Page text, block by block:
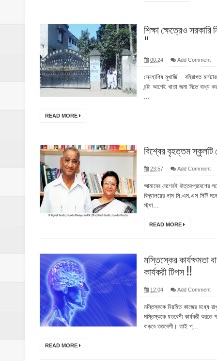
শিক্ষা ক্ষেত্রেও সরকারি
"
00:24 Add Comment
স্নেহাশিষ মুখার্জি : বহিরাগত
ঘন্টা আগেই খাতা জমা দিতে বাধ্য
...
READ MORE
বিশ্বের বৃহত্তম স্কুলটি
23:57 Add Comment
আমাদের দেশেরই উত্তরপ্রদেশের
বিদ্যালয়ের নাম সি.এম.এস সিটি
স্ট্যা...
READ MORE
মস্তিস্কের কার্যক্ষমতা
কার্যকরী টিপস !!
12:04 Add Comment
মস্তিস্ককে নিয়মিত কাজের মধ্যে
মস্তিস্ককে যতবেশী কার্যকরী
বাড়বে ততবেশী। তাই প্...
READ MORE